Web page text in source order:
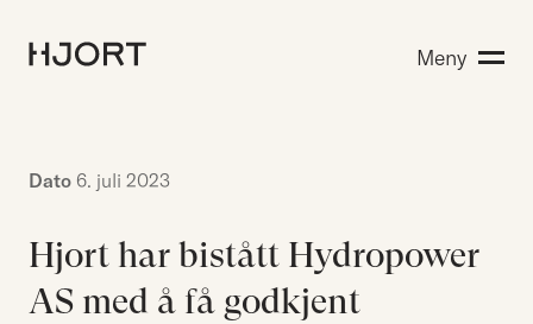
Menneskene
EN
NO
Meny
Dato 6. juli 2023
Hjort har bistått Hydropower
AS med å få godkjent